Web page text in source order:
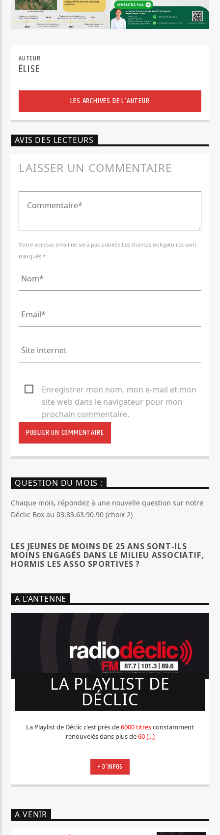
AUTEUR
ÉLISE
LES ARCHIVES DE L'AUTEUR
AVIS DES LECTEURS
LAISSER UN COMMENTAIRE
Votre adresse email ne sera pas publiée.Les champs obligatoires sont
marqués *
Enregistrer mon nom, mon e-mail et mon
site web dans le navigateur pour mon
prochain commentaire.
QUESTION DU MOIS :
Chaque mois, répondez à une nouvelle question sur notre
Déclic Box au 03.83.63.90.90 (choix 2)
LES JEUNES DE MOINS DE 25 ANS SONT-ILS
MOINS ENGAGÉS DANS LE MILIEU ASSOCIATIF,
HORMIS LES ASSO SPORTIVES ?
A L’ANTENNE
LA PLAYLIST DE
DÉCLIC
La Playlist de Déclic c'est près de6000 titresconstamment
renouvelés dans plus de60 [...]
+ D'INFOS
A VENIR